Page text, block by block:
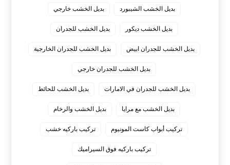
بديل الخشب الشيبورد بديل الخشب خارجي
بديل الخشب ديكور بديل الخشب للجدران
بديل الخشب للجدران ابيض بديل الخشب للجدران الخارجية
بديل الخشب للجدران خارجي
بديل الخشب للجدران في الامارات بديل الخشب للحائط
بديل الخشب مع مرايا بديل الخشب والرخام
تركيب أبواب كاست المونيوم تركيب باركيه خشب
تركيب باركيه فوق السيراميك